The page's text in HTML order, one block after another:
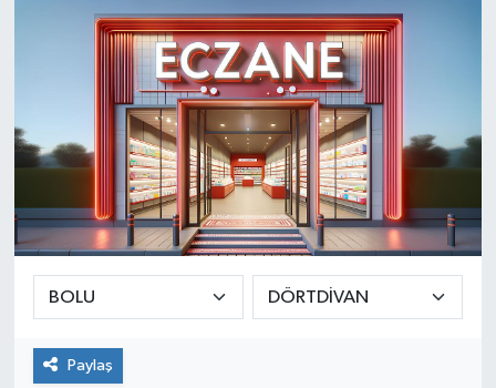
Paylaş
GÜNCEL
HABERLER
KAPAK
OSB
SEKTÖR
ŞİRKET PANO
SÖYLEŞİ